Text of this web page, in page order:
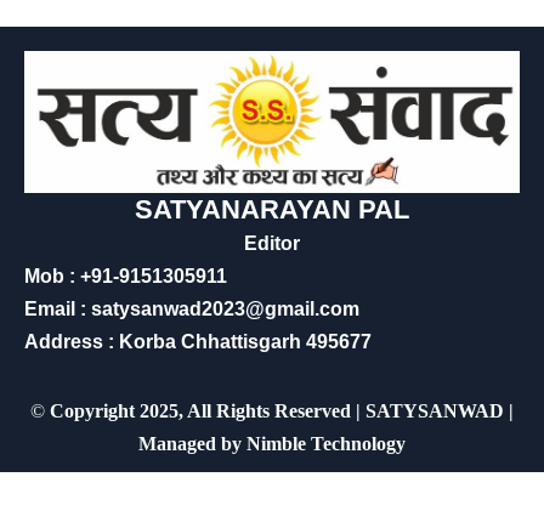
SATYANARAYAN PAL
Editor
Mob : +91-9151305911
Email : satysanwad2023@gmail.com
Address : Korba Chhattisgarh 495677
© Copyright 2025, All Rights Reserved | SATYSANWAD |
Managed by Nimble Technology